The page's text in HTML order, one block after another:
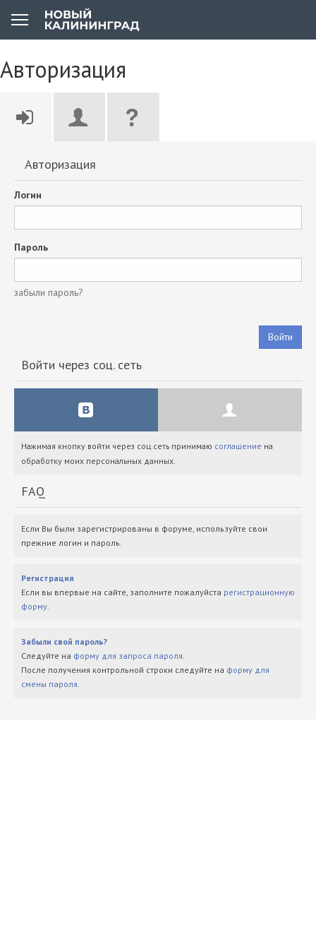
Авторизация
Авторизация
Логин
Пароль
забыли пароль?
Войти
Войти через соц. сеть
Нажимая кнопку войти через соц.сеть принимаю соглашение на
обработку моих персональных данных.
FAQ
Если Вы были зарегистрированы в форуме, используйте свои
прежние логин и пароль.
Регистрация
Если вы впервые на сайте, заполните пожалуйста регистрационную
форму.
Забыли свой пароль?
Следуйте на форму для запроса пароля.
После получения контрольной строки следуйте на форму для
смены пароля.